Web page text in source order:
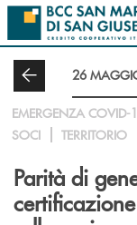
Salta al contenuto
26
EMERGENZA COVID-
SOCI
TERRITORIO
Parità di